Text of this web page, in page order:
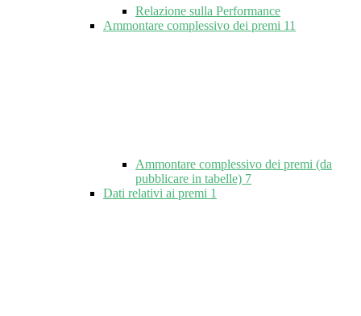
Relazione sulla Performance
Ammontare complessivo dei premi 11
Ammontare complessivo dei premi (da
pubblicare in tabelle) 7
Dati relativi ai premi 1